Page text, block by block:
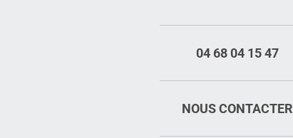
04 68 04 15 47
NOUS CONTACTER